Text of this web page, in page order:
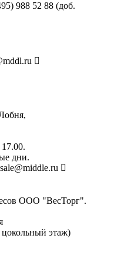
988 52 88 (доб.
дни.
sale@middle.ru
ООО "ВесТорг".
этаж)